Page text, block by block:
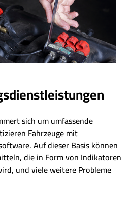
sich um umfassende
Fahrzeuge mit
Auf dieser Basis können
die in Form von Indikatoren
und viele weitere Probleme